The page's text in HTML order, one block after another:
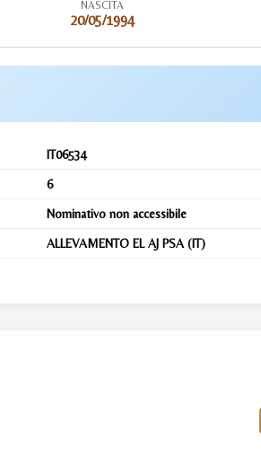
NASCITA
20/05/1994
IT06534
6
Nominativo non accessibile
ALLEVAMENTO EL AJ PSA (IT)